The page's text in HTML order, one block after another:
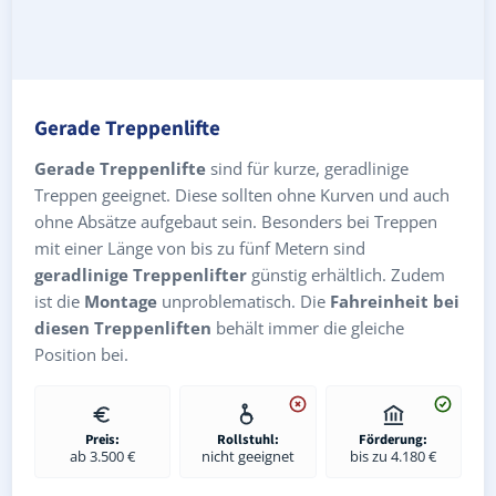
Gerade Treppenlifte
Gerade Treppenlifte sind für kurze, geradlinige
Treppen geeignet. Diese sollten ohne Kurven und auch
ohne Absätze aufgebaut sein. Besonders bei Treppen
mit einer Länge von bis zu fünf Metern sind
geradlinige Treppenlifter günstig erhältlich. Zudem
ist die Montage unproblematisch. Die Fahreinheit bei
diesen Treppenliften behält immer die gleiche
Position bei.
Preis:
ab 3.500 €
Rollstuhl:
nicht geeignet
Förderung:
bis zu 4.180 €